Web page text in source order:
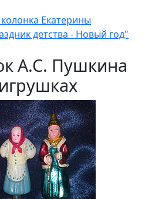
Екатерины
детства - Новый год"
А.С. Пушкина